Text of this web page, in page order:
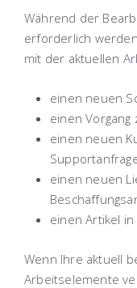
Während der
erforderlich
mit der aktuellen
einen neuen
einen Vorgang
einen neuen
einen neuen
einen Artikel
Wenn Ihre aktuell
Arbeitselemente